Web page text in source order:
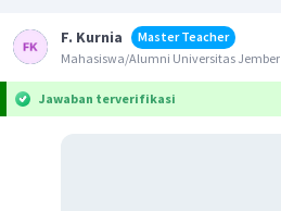
F. Kurnia
Master Teacher
Mahasiswa/Alumni Universitas Jember
Jawaban terverifikasi